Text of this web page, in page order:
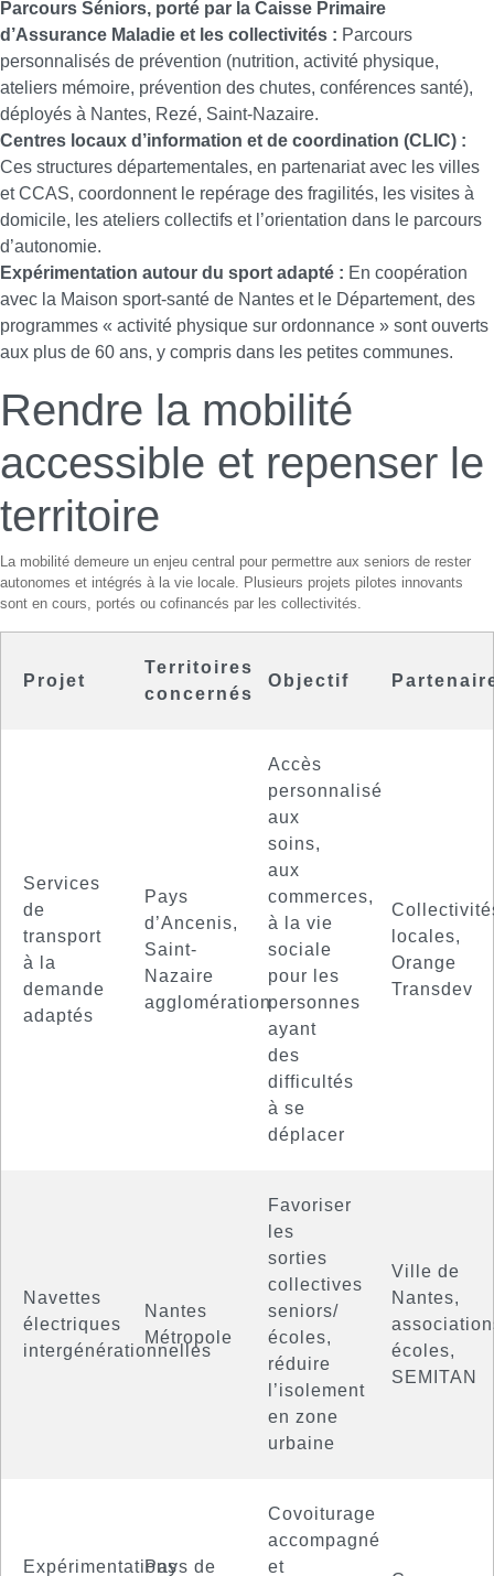
Parcours Séniors, porté par la Caisse Primaire
d’Assurance Maladie et les collectivités : Parcours
personnalisés de prévention (nutrition, activité physique,
ateliers mémoire, prévention des chutes, conférences santé),
déployés à Nantes, Rezé, Saint-Nazaire.
Centres locaux d’information et de coordination (CLIC) :
Ces structures départementales, en partenariat avec les villes
et CCAS, coordonnent le repérage des fragilités, les visites à
domicile, les ateliers collectifs et l’orientation dans le parcours
d’autonomie.
Expérimentation autour du sport adapté : En coopération
avec la Maison sport-santé de Nantes et le Département, des
programmes « activité physique sur ordonnance » sont ouverts
aux plus de 60 ans, y compris dans les petites communes.
Rendre la mobilité
accessible et repenser le
territoire
La mobilité demeure un enjeu central pour permettre aux seniors de rester
autonomes et intégrés à la vie locale. Plusieurs projets pilotes innovants
sont en cours, portés ou cofinancés par les collectivités.
Projet
Territoires
concernés
Objectif
Services
de
transport
à la
demande
adaptés
Pays
d’Ancenis,
Saint-
Nazaire
agglomération
Accès
personnalisé
aux
soins,
aux
commerces,
à la vie
sociale
pour les
personnes
ayant
des
difficultés
à se
déplacer
locales,
Orange
Transdev
Navettes
électriques
intergénérationnelles
Nantes
Métropole
Favoriser
les
sorties
collectives
seniors/
écoles,
réduire
l’isolement
en zone
urbaine
Ville de
Nantes,
écoles,
SEMITAN
ExpérimentationsPays de
Covoiturage
accompagné
et